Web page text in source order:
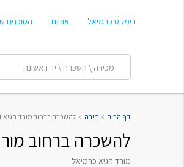
רימקס כרמיאל אודות הסוכנים
מיכל קורלנד
מרסלו גלז
חן צאיג – מאמן סוכנים
מכירה \ השכרה \ יד ראשונה
דף הבית דירה להשכרה ברחוב מורד הגיא דירת 4
להשכרה ברחוב מורד
מורד הגיא כרמיאל
חן צאיג – מאמן סוכנים